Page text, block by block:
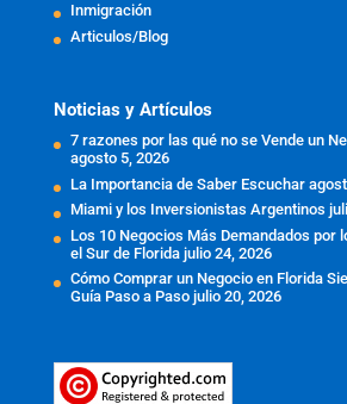
Inmigración
Articulos/Blog
Noticias y Artículos
7 razones por las qué no se Vende un
agosto 5, 2026
La Importancia de Saber Escuchar
Miami y los Inversionistas Argentinos
Los 10 Negocios Más Demandados por
el Sur de Florida julio 24, 2026
Cómo Comprar un Negocio en Florida
Guía Paso a Paso julio 20, 2026